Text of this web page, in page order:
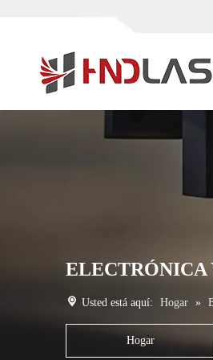
ELECTRÓNICA
Usted está aquí: Hogar »
Hogar